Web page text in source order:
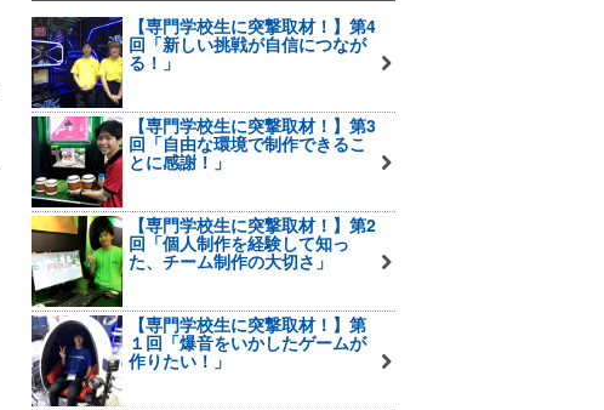
【専門学校生に突撃取材！】第4
回「新しい挑戦が自信につなが
る！」
【専門学校生に突撃取材！】第3
回「自由な環境で制作できるこ
とに感謝！」
【専門学校生に突撃取材！】第2
回「個人制作を経験して知っ
た、チーム制作の大切さ」
【専門学校生に突撃取材！】第
１回「爆音をいかしたゲームが
作りたい！」